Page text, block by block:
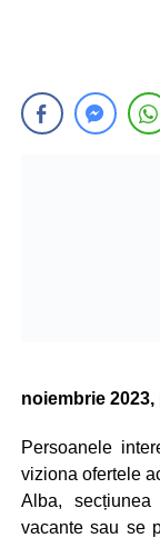
noiembrie 2023,
Persoanele
viziona ofertele
Alba,
vacante sau se